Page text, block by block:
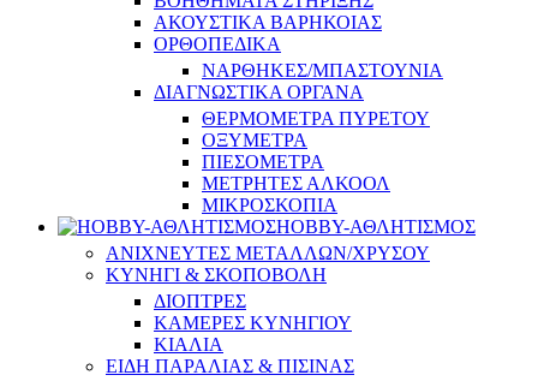
ΑΚΟΥΣΤΙΚΑ ΒΑΡΗΚΟΙΑΣ
ΟΡΘΟΠΕΔΙΚΑ
ΝΑΡΘΗΚΕΣ/ΜΠΑΣΤΟΥΝΙΑ
ΔΙΑΓΝΩΣΤΙΚΑ ΟΡΓΑΝΑ
ΘΕΡΜΟΜΕΤΡΑ ΠΥΡΕΤΟΥ
ΟΞΥΜΕΤΡΑ
ΠΙΕΣΟΜΕΤΡΑ
ΜΕΤΡΗΤΕΣ ΑΛΚΟΟΛ
ΜΙΚΡΟΣΚΟΠΙΑ
HOBBY-ΑΘΛΗΤΙΣΜΟΣ
ΑΝΙΧΝΕΥΤΕΣ ΜΕΤΑΛΛΩΝ/ΧΡΥΣΟΥ
ΚΥΝΗΓΙ & ΣΚΟΠΟΒΟΛΗ
ΔΙΟΠΤΡΕΣ
ΚΑΜΕΡΕΣ ΚΥΝΗΓΙΟΥ
ΚΙΑΛΙΑ
ΕΙΔΗ ΠΑΡΑΛΙΑΣ & ΠΙΣΙΝΑΣ